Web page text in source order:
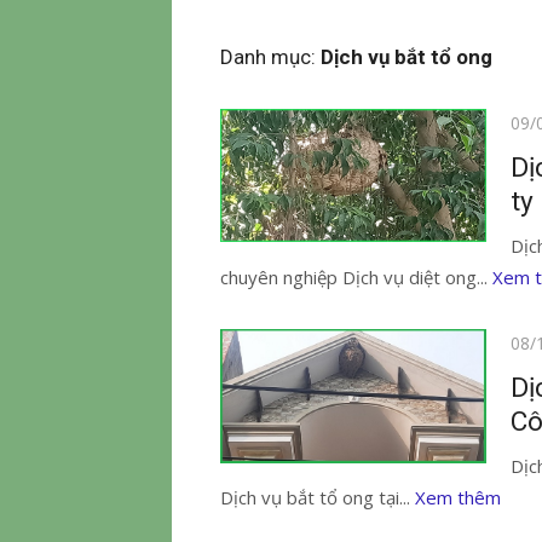
Danh mục: Dịch vụ bắt tổ ong
vào
09/
ty
chuyên nghiệp Dịch vụ diệt ong... Xem
vào
08/
Dịch vụ bắt tổ ong tại... Xem thêm